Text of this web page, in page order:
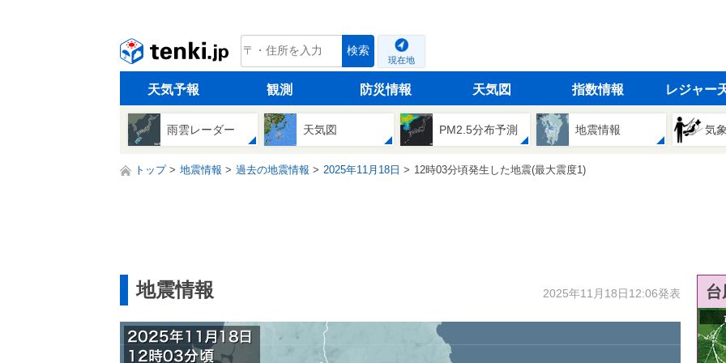
tenki.jp 検索
現在地
天気予報 観測 防災情報 天気図 指数情報 レジャー
雨雲レーダー 天気図 PM2.5分布予測 地震情報 気
トップ 地震情報 過去の地震情報 2025年11月18日 12時03分頃発生した地震(最大震度1)
地震情報 2025年11月18日12:06発表